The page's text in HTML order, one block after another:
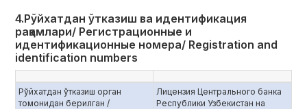
4.Рўйхатдан ўтказиш ва идентификация
рақамлари/ Регистрационные и
идентификационные номера/ Registration and
identification numbers
Рўйхатдан ўтказиш орган
томонидан берилган /
Лицензия Центрального банка
Республики Узбекистан на